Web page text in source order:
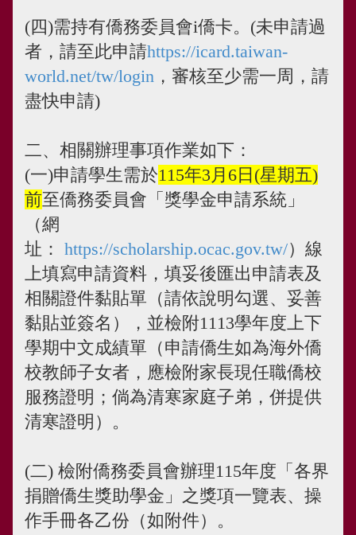
(四)需持有僑務委員會i僑卡。(未申請過
者 ， 請至此申請https://icard.taiwan-
world.net/tw/login ，審核至少需一周，請
盡快申請)
二、相關辦理事項作業如下：
(一)申請學生需於115年3月6日(星期五)
前至僑務委員會「獎學金申請系統」
（網
址： https://scholarship.ocac.gov.tw/）線
上填寫申請資料，填妥後匯出申請表及
相關證件黏貼單（請依說明勾選、妥善
黏貼並簽名），並檢附1113學年度上下
學期中文成績單（申請僑生如為海外僑
校教師子女者，應檢附家長現任職僑校
服務證明；倘為清寒家庭子弟，併提供
清寒證明）。
(二) 檢附僑務委員會辦理115年度「各界
捐贈僑生獎助學金」之獎項一覽表、操
作手冊各乙份（如附件）。